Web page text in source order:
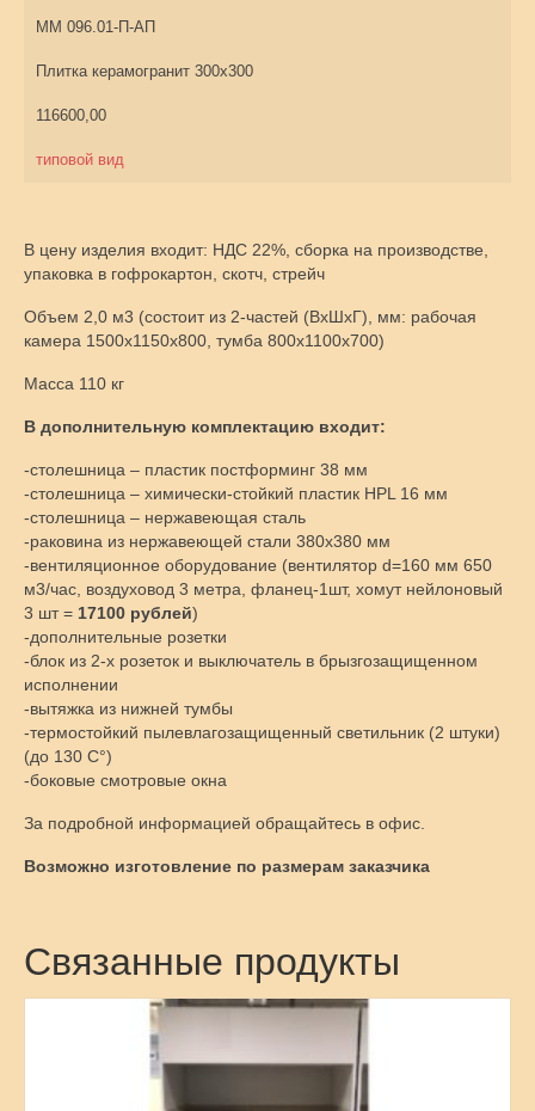
ММ 096.01-П-АП
Плитка керамогранит 300х300
116600,00
типовой вид
В цену изделия входит: НДС 22%, сборка на производстве,
упаковка в гофрокартон, скотч, стрейч
Объем 2,0 м3 (состоит из 2-частей (ВхШхГ), мм: рабочая
камера 1500х1150х800, тумба 800х1100х700)
Масса 110 кг
В дополнительную комплектацию входит:
-столешница – пластик постформинг 38 мм
-столешница – химически-стойкий пластик HPL 16 мм
-столешница – нержавеющая сталь
-раковина из нержавеющей стали 380х380 мм
-вентиляционное оборудование (вентилятор d=160 мм 650
м3/час, воздуховод 3 метра, фланец-1шт, хомут нейлоновый
3 шт = 17100 рублей)
-дополнительные розетки
-блок из 2-х розеток и выключатель в брызгозащищенном
исполнении
-вытяжка из нижней тумбы
-термостойкий пылевлагозащищенный светильник (2 штуки)
(до 130 С°)
-боковые смотровые окна
За подробной информацией обращайтесь в офис.
Возможно изготовление по размерам заказчика
Связанные продукты